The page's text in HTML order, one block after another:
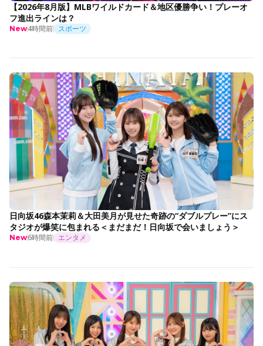
【2026年8月版】MLBワイルドカード＆地区優勝争い！プレーオ
フ進出ラインは？
New4時間前 スポーツ
日向坂46森本茉莉＆大田美月が見せた奇跡の“ダブルプレー”にス
タジオが爆笑に包まれる＜まだまだ！日向坂で会いましょう＞
New6時間前 エンタメ